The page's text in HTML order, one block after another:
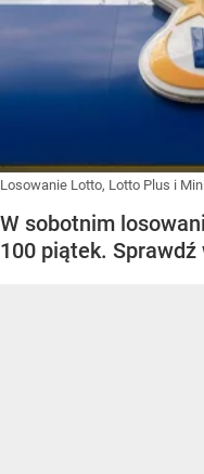
Losowanie Lotto, Lotto Plus i
W sobotnim
100 piątek.